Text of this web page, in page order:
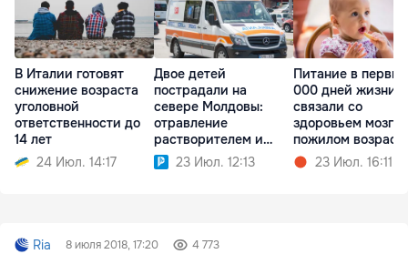
В Италии готовят
снижение возраста
уголовной
ответственности до
14 лет
24 Июл. 14:17
Двое детей
пострадали на
севере Молдовы:
отравление
растворителем и
травма бензопилой
23 Июл. 12:13
Питание в первые
000 дней жизни
связали со
здоровьем мозга
пожилом
23 Июл. 16:11
Ria 8 июля 2018, 17:20 4 773